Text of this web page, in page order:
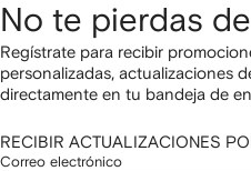
No te pierdas
Regístrate para recibir
personalizadas, actualizaciones
directamente en tu bandeja de
RECIBIR ACTUALIZACIONES
Correo electrónico